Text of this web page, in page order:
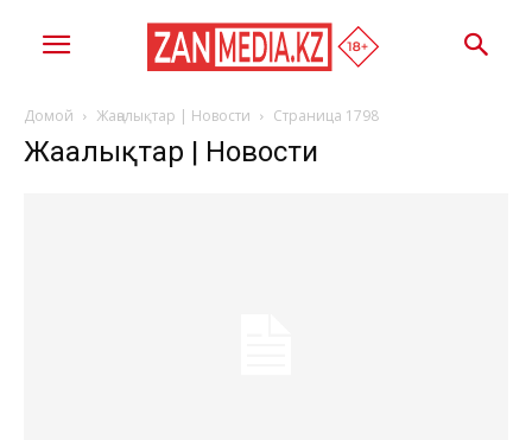
Домой Жаңалықтар | Новости Страница 1798
Жаңалықтар | Новости